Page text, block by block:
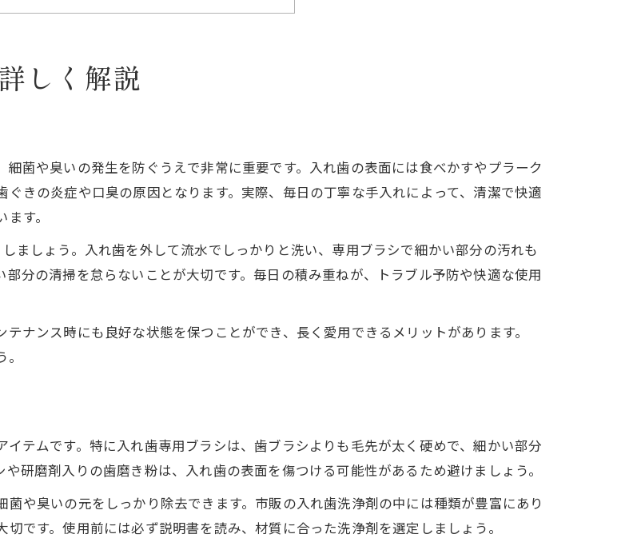
着色汚れを予防する日常習慣とは
とす入れ歯ケアの極意
頑固な汚れを落とす洗浄法の選び方
シや洗浄剤で入れ歯をきれいに保つ秘訣
しつこい汚れ対策と洗浄習慣の重要性
歯の手入れに役立つブラシ活用法
白さを維持する洗浄習慣のコツ
洗浄とブラシ活用のコツ
歯の洗浄で押さえたい毎日のポイント
洗浄剤の使い方と安全なすすぎ方法
しく解説
菌や臭いの発生を防ぐうえで非常に重要です。入れ歯の表面には食べかすやプラーク
きの炎症や口臭の原因となります。実際、毎日の丁寧な手入れによって、清潔で快適
す。
ましょう。入れ歯を外して流水でしっかりと洗い、専用ブラシで細かい部分の汚れも
分の清掃を怠らないことが大切です。毎日の積み重ねが、トラブル予防や快適な使用
ナンス時にも良好な状態を保つことができ、長く愛用できるメリットがあります。
テムです。特に入れ歯専用ブラシは、歯ブラシよりも毛先が太く硬めで、細かい部分
研磨剤入りの歯磨き粉は、入れ歯の表面を傷つける可能性があるため避けましょう。
や臭いの元をしっかり除去できます。市販の入れ歯洗浄剤の中には種類が豊富にあり
です。使用前には必ず説明書を読み、材質に合った洗浄剤を選定しましょう。